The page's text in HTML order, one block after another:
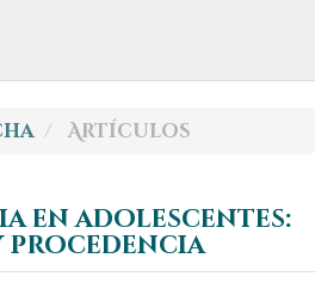
Artículos
en adolescentes:
procedencia